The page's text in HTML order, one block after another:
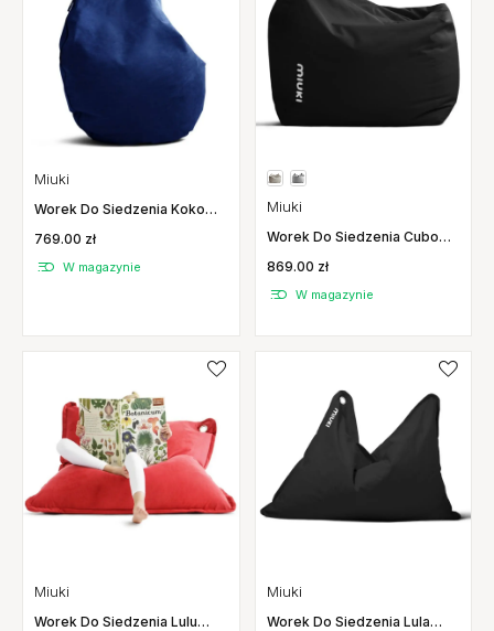
Miuki
Worek Do Siedzenia Koko
769.00 zł
W magazynie
Miuki
Worek Do Siedzenia Cubo
869.00 zł
W magazynie
Miuki
Worek Do Siedzenia Lulu
Miuki
Worek Do Siedzenia Lula